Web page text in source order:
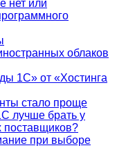
нет или
облаков
1С» от «Хостинга
стало проще
лучше брать у
поставщиков?
при выборе